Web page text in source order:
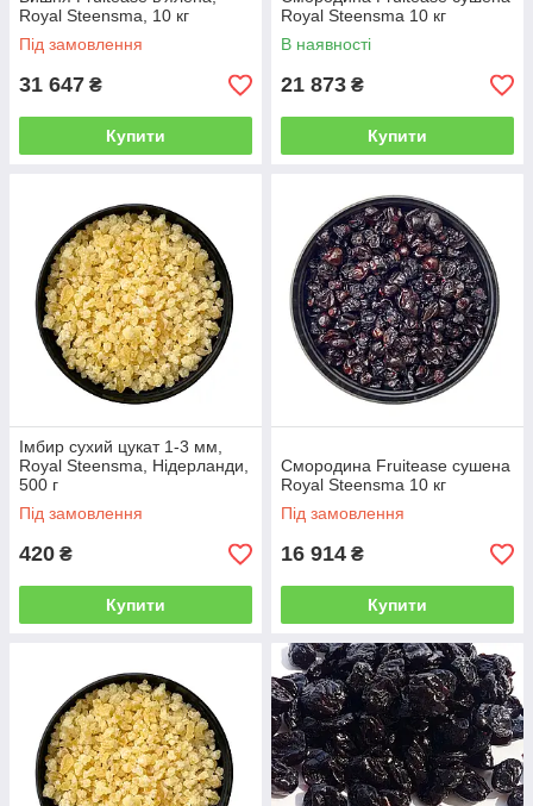
Royal Steensma, 10 кг
Під замовлення
31 647 ₴
Купити
Royal Steensma 10 кг
В наявності
21 873 ₴
Купити
Імбир сухий цукат 1-3 мм,
Royal Steensma, Нідерланди,
500 г
Під замовлення
420 ₴
Купити
Смородина Fruitease сушена
Royal Steensma 10 кг
Під замовлення
16 914 ₴
Купити